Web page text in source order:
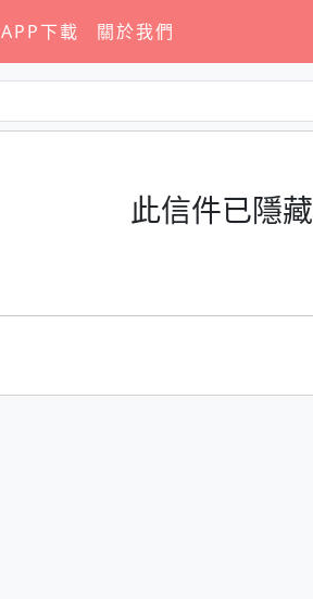
APP下載 關於我們
此信件已隱藏